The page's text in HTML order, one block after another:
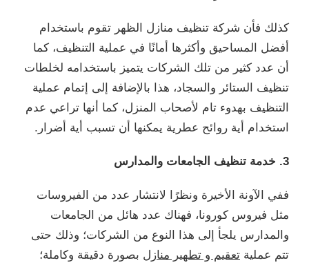
كذلك فأن شركة تنظيف منازل الظهر تقوم باستخدام
أفضل المساحيق وأكثرها أمانًا في عملية التنظيف، كما
أن عدد كثير من تلك الشركات يتميز باستخدامه لخلطات
تنظيف الستائر والسجاد، هذا بالإضافة إلى إتمام عملية
التنظيف بهدوء تام لأصحاب المنزل، كما أنها تراعي عدم
استخدام أية روائح عطرية يمكنها أن تسبب أية أضرار.
3. خدمة تنظيف الجامعات والمدارس
ففي الآونة الأخيرة ونظرًا لانتشار عدد من الفيروسات
مثل فيروس كورونا، فهناك عدد هائل من الجامعات
والمدارس يلجأ إلى هذا النوع من الشركات؛ وذلك حتى
تتم عملية تعقيم و تطهير منازل بصورة دقيقة وكاملة؛